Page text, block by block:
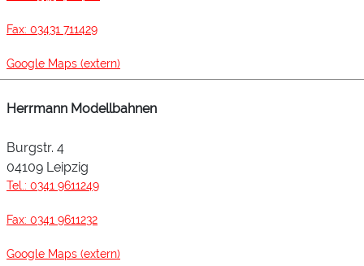
Fax: 03431 711429
Google Maps (extern)
Herrmann Modellbahnen
Burgstr. 4
04109 Leipzig
Tel.: 0341 9611249
Fax: 0341 9611232
Google Maps (extern)